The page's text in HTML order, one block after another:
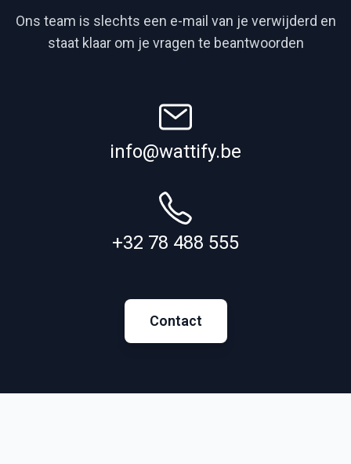
Ons team is slechts een e-mail van je verwijderd en
staat klaar om je vragen te beantwoorden
info@wattify.be
+32 78 488 555
Contact